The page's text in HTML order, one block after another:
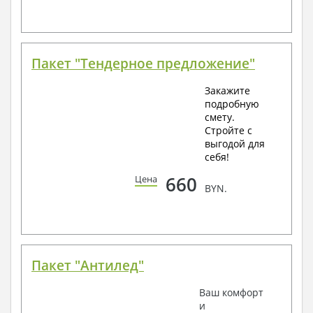
Пакет "Тендерное предложение"
Закажите
подробную
смету.
Стройте с
выгодой для
себя!
Цена 660 BYN.
Пакет "Антилед"
Ваш комфорт
и